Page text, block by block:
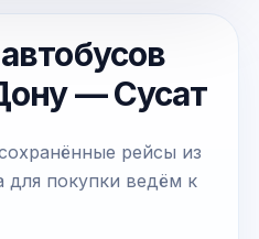
— Сусат
рейсы из
для покупки ведём к